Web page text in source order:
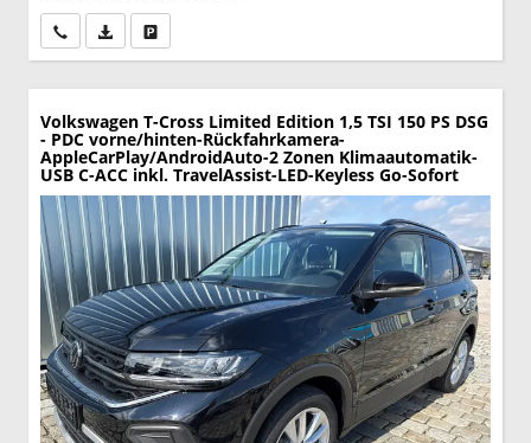
Wir rufen Sie anPDF-Datei, Fahrzeugexposé drucken
Volkswagen T-Cross Limited Edition 1,5 TSI 150 PS DSG
- PDC vorne/hinten-Rückfahrkamera-
AppleCarPlay/AndroidAuto-2 Zonen Klimaautomatik-
USB C-ACC inkl. TravelAssist-LED-Keyless Go-Sofort